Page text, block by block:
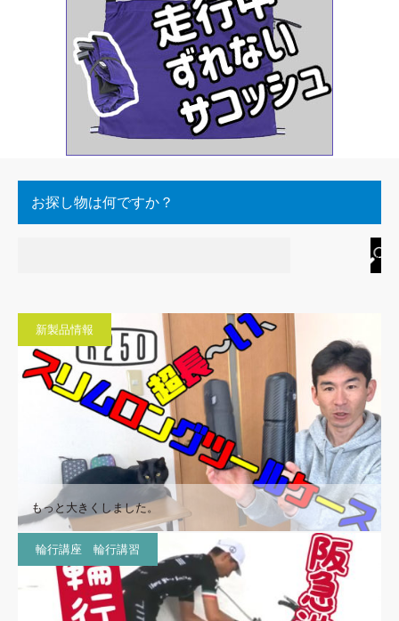
お探し物は何ですか？
新製品情報
もっと大きくしました。
輪行講座 輪行講習